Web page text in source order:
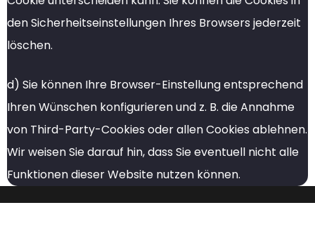
den Sicherheitseinstellungen Ihres Browsers jederzeit
löschen.
d) Sie können Ihre Browser-Einstellung entsprechend
Ihren Wünschen konfigurieren und z. B. die Annahme
von Third-Party-Cookies oder allen Cookies ablehnen.
Wir weisen Sie darauf hin, dass Sie eventuell nicht alle
Funktionen dieser Website nutzen können.